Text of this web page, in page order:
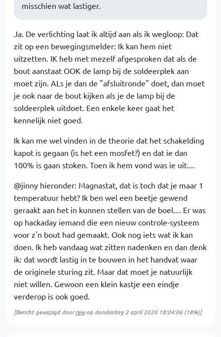
misschien wat lastiger.
Ja. De verlichting laat ik altijd aan als ik wegloop: Dat
zit op een bewegingsmelder: Ik kan hem niet
uitzetten. IK heb met mezelf afgesproken dat als de
bout aanstaat OOK de lamp bij de soldeerplek aan
moet zijn. ALs je dan de "afsluitronde" doet, dan moet
je ook naar de bout kijken als je de lamp bij de
soldeerplek uitdoet. Een enkele keer gaat het
kennelijk niet goed.
Ik kan me wel vinden in de theorie dat het schakelding
kapot is gegaan (is het een mosfet?) en dat ie dan
100% is gaan stoken. Toen ik hem vond was ie uit....
@jinny hieronder: Magnastat, dat is toch dat je maar 1
temperatuur hebt? Ik ben wel een beetje gewend
geraakt aan het in kunnen stellen van de boel.... Er was
op hackaday iemand die een nieuw controle-systeem
voor z'n bout had gemaakt. Ook nog iets wat ik kan
doen. Ik heb vandaag wat zitten nadenken en dan denk
ik: dat wordt lastig in te bouwen in het handvat waar
de originele sturing zit. Maar dat moet je natuurlijk
niet willen. Gewoon een klein kastje een eindje
verderop is ook goed.
[Bericht gewijzigd doorrewop donderdag 2 april 2020 18:04:06(18%)]